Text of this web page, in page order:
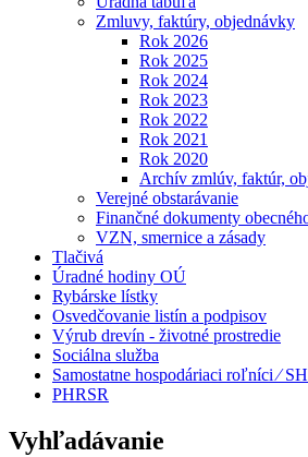
Zmluvy, faktúry, objednávky
Rok 2026
Rok 2025
Rok 2024
Rok 2023
Rok 2022
Rok 2021
Rok 2020
Archív zmlúv, faktúr,
Verejné obstarávanie
Finančné dokumenty
VZN, smernice a zásady
Tlačivá
Úradné hodiny OÚ
Rybárske lístky
Osvedčovanie listín a podpisov
Výrub drevín - životné prostredie
Sociálna služba
Samostatne hospodáriaci roľníci ⁄
PHRSR
Vyhľadávanie